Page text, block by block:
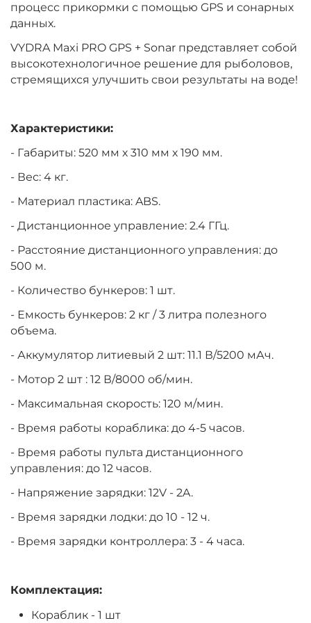
процесс прикормки с помощью GPS и сонарных
данных.
VYDRA Maxi PRO GPS + Sonar представляет собой
высокотехнологичное решение для рыболовов,
стремящихся улучшить свои результаты на воде!
Характеристики:
- Габариты: 520 мм х 310 мм х 190 мм.
- Вес: 4 кг.
- Материал пластика: ABS.
- Дистанционное управление: 2.4 ГГц.
- Расстояние дистанционного управления: до
500 м.
- Количество бункеров: 1 шт.
- Емкость бункеров: 2 кг / 3 литра полезного
объема.
- Аккумулятор литиевый 2 шт: 11.1 В/5200 мАч.
- Мотор 2 шт : 12 В/8000 об/мин.
- Максимальная скорость: 120 м/мин.
- Время работы кораблика: до 4-5 часов.
- Время работы пульта дистанционного
управления: до 12 часов.
- Напряжение зарядки: 12V - 2A.
- Время зарядки лодки: до 10 - 12 ч.
- Время зарядки контроллера: 3 - 4 часа.
Комплектация:
Кораблик - 1 шт